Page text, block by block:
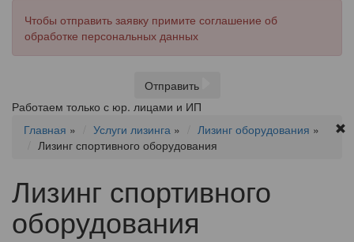
Чтобы отправить заявку примите соглашение об
обработке персональных данных
Отправить
Работаем только с юр. лицами и ИП
Главная » Услуги лизинга » Лизинг оборудования »
Лизинг спортивного оборудования
Лизинг спортивного
оборудования